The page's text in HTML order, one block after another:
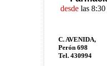
desde las
C. AVENIDA,
Perón 698
Tel. 430994